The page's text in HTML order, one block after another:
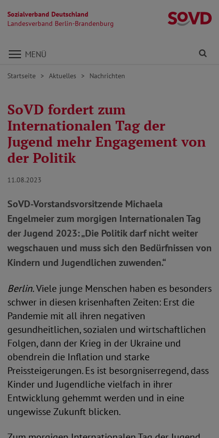
Sozialverband Deutschland
Landesverband Berlin-Brandenburg
Direkt zu den Inhalten springen
MENÜ
Startseite Aktuelles Nachrichten
SoVD fordert zum
Internationalen Tag der
Jugend mehr Engagement von
der Politik
11.08.2023
SoVD-Vorstandsvorsitzende Michaela
Engelmeier zum morgigen Internationalen Tag
der Jugend 2023: „Die Politik darf nicht weiter
wegschauen und muss sich den Bedürfnissen von
Kindern und Jugendlichen zuwenden.“
Berlin.Viele junge Menschen haben es besonders
schwer in diesen krisenhaften Zeiten: Erst die
Pandemie mit all ihren negativen
gesundheitlichen, sozialen und wirtschaftlichen
Folgen, dann der Krieg in der Ukraine und
obendrein die Inflation und starke
Preissteigerungen. Es ist besorgniserregend, dass
Kinder und Jugendliche vielfach in ihrer
Entwicklung gehemmt werden und in eine
ungewisse Zukunft blicken.